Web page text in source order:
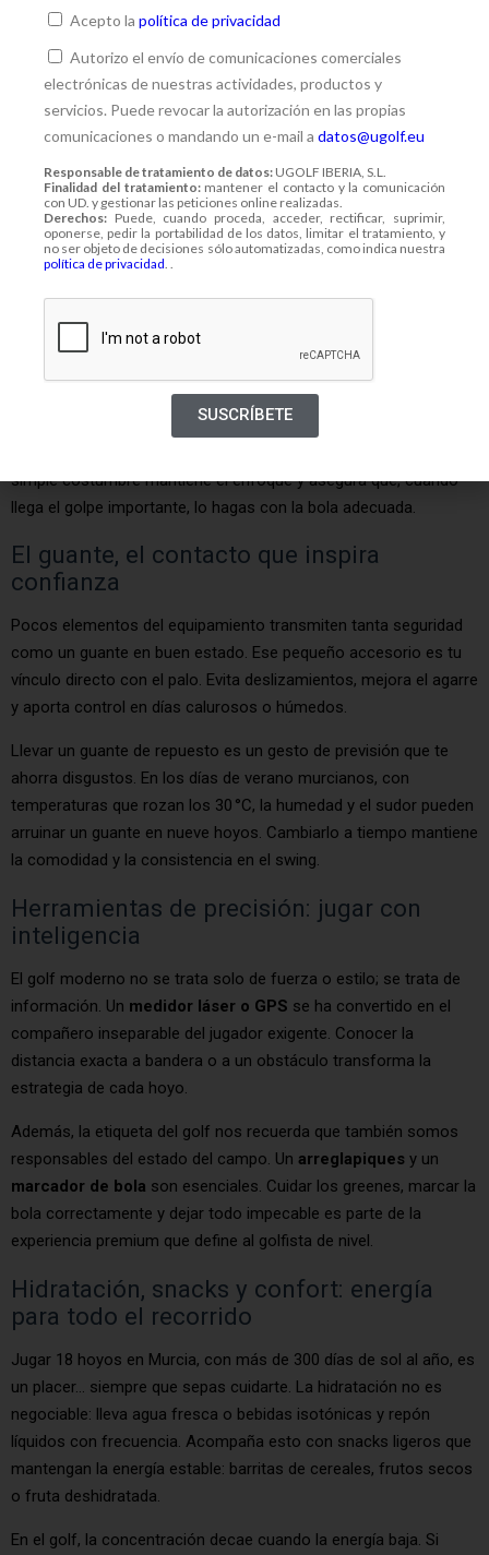
impactar no depende solo de la técnica, también de un material
en perfecto estado.
Bolas y accesorios: los pequeños grandes
aliados
Si hay un clásico del golf es escuchar “me he quedado sin bolas”
a mitad del recorrido. Llevar una buena reserva es esencial,
sobre todo en campos con lagos o rough exigente. EnMar
Menor Golf, por ejemplo, el famoso lago que rodea los hoyos
13, 14 y 15 —el “Amen Corner” del campo— pone a prueba
incluso a los jugadores más experimentados. Un mal golpe
puede acabar en el agua, y quedarse sin bolas no es una opción.
en altura para adaptarte a cada palo. Un detalle que marca la
diferencia entre un jugador improvisado y uno meticuloso es
simple costumbre mantiene el enfoque y asegura que, cuando
llega el golpe importante, lo hagas con la bola adecuada.
El guante, el contacto que inspira
confianza
Pocos elementos del equipamiento transmiten tanta seguridad
como un guante en buen estado. Ese pequeño accesorio es tu
vínculo directo con el palo. Evita deslizamientos, mejora el agarre
y aporta control en días calurosos o húmedos.
Llevar un guante de repuesto es un gesto de previsión que te
ahorra disgustos. En los días de verano murcianos, con
temperaturas que rozan los 30 °C, la humedad y el sudor pueden
arruinar un guante en nueve hoyos. Cambiarlo a tiempo mantiene
la comodidad y la consistencia en el swing.
Herramientas de precisión: jugar con
inteligencia
El golf moderno no se trata solo de fuerza o estilo; se trata de
información. Un medidor láser o GPS se ha convertido en el
compañero inseparable del jugador exigente. Conocer la
distancia exacta a bandera o a un obstáculo transforma la
estrategia de cada hoyo.
Además, la etiqueta del golf nos recuerda que también somos
responsables del estado del campo. Un arreglapiques y un
marcador de bola son esenciales. Cuidar los greenes, marcar la
bola correctamente y dejar todo impecable es parte de la
experiencia premium que define al golfista de nivel.
Hidratación, snacks y confort: energía
para todo el recorrido
Jugar 18 hoyos en Murcia, con más de 300 días de sol al año, es
un placer… siempre que sepas cuidarte. La hidratación no es
negociable: lleva agua fresca o bebidas isotónicas y repón
líquidos con frecuencia. Acompaña esto con snacks ligeros que
mantengan la energía estable: barritas de cereales, frutos secos
o fruta deshidratada.
En el golf, la concentración decae cuando la energía baja. Si
Acepto la política de privacidad
Autorizo el envío de comunicaciones comerciales
electrónicas de nuestras actividades, productos y
servicios. Puede revocar la autorización en las propias
comunicaciones o mandando un e-mail a datos@ugolf.eu
Responsable de tratamiento de datos: UGOLF IBERIA, S.L.
Finalidad del tratamiento:mantener el contacto y la comunicación
con UD. y gestionar las peticiones online realizadas.
Derechos: Puede, cuando proceda, acceder, rectificar, suprimir,
oponerse, pedir la portabilidad de los datos, limitar el tratamiento, y
no ser objeto de decisiones sólo automatizadas, como indica nuestra
política de privacidad
SUSCRÍBETE